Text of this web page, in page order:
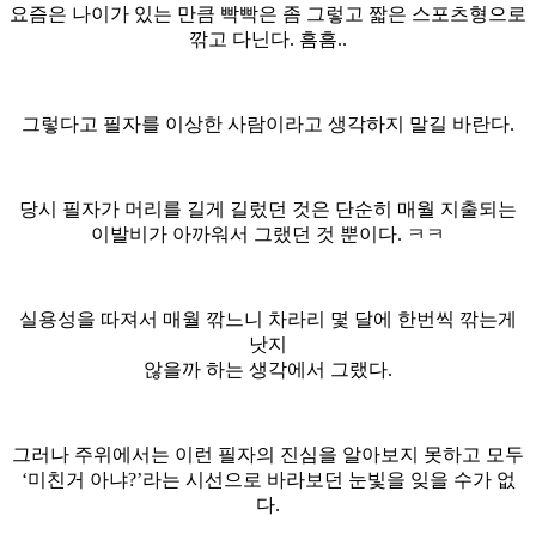
요즘은 나이가 있는 만큼 빡빡은 좀 그렇고 짧은 스포츠형으로
깎고 다닌다. 흠흠..
그렇다고 필자를 이상한 사람이라고 생각하지 말길 바란다.
당시 필자가 머리를 길게 길렀던 것은 단순히 매월 지출되는
이발비가 아까워서 그랬던 것 뿐이다. ㅋㅋ
실용성을 따져서 매월 깎느니 차라리 몇 달에 한번씩 깎는게
낫지
않을까 하는 생각에서 그랬다.
그러나 주위에서는 이런 필자의 진심을 알아보지 못하고 모두
‘미친거 아냐?’라는 시선으로 바라보던 눈빛을 잊을 수가 없
다.